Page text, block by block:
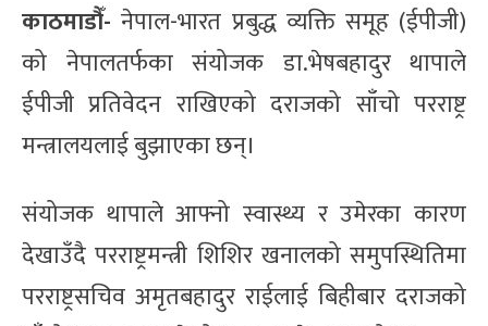
काठमाडौँ- नेपाल-भारत प्रबुद्ध व्यक्ति समूह (ईपीजी)
को नेपालतर्फका संयोजक डा.भेषबहादुर थापाले
ईपीजी प्रतिवेदन राखिएको दराजको साँचो परराष्ट्र
मन्त्रालयलाई बुझाएका छन्।
संयोजक थापाले आफ्नो स्वास्थ्य र उमेरका कारण
देखाउँदै परराष्ट्रमन्त्री शिशिर खनालको समुपस्थितिमा
परराष्ट्रसचिव अमृतबहादुर राईलाई बिहीबार दराजको